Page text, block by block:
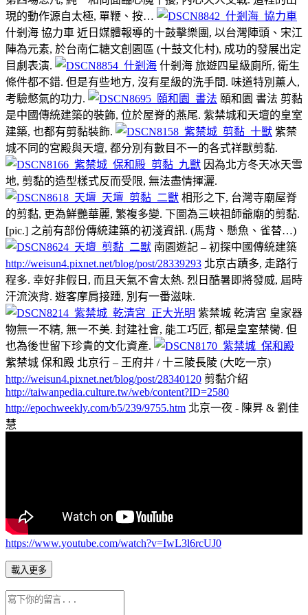
現的動作源自太極, 單鞭、按…
什剎海 協力車 近日媒體報導的十鼓擊樂團, 以台灣陣頭、宋江
陣為元素, 於台南仁糖文創園區 (十鼓文化村), 成功的發展出定
目劇表演.
什剎海 旅遊四星級廁所, 衛生
條件都不錯. 但是有些地方, 沒有星級的洗手間. 味道特別薰人,
考驗憋氣的功力.
頤和園 書法 剪黏
是中國傳統建築的裝飾, 位於屋脊的燕尾. 紫禁城和天壇的皇室
建築, 也都有剪黏裝飾.
紫禁
城不同的宮殿與天壇, 都分別有數目不一的各式祥獸剪黏.
因為北方冬天冰天雪
地, 剪黏的造型樣式反而受限, 無法盡情揮灑.
相形之下, 台灣寺廟屋脊
的剪黏, 更為鮮艷華麗, 繁複多變. 下圖為三峽祖師爺廟的剪黏.
[pic.] 之前有部份傳統建築的初淺資訊. (馬背、懸魚、雀替…)
南園遊記 – 初探中國傳統建築
http://weisun4.pixnet.net/blog/post/28339293 北京古蹟多, 走路行
程多. 幸好非假日, 而且天氣不會太熱. 烈日酷暑即將發威, 屆時
汗流浹背. 遊客摩肩接踵, 別有一番滋味.
紫禁城 乾清宮 皇家器
物無一不精, 無一不美. 封建社會, 能工巧匠, 都是皇室禁臠. 但
也為後世留下珍貴的文化資產.
紫禁城 保和殿 北京行 – 王府井 / 十三陵長陵 (大吃一京)
http://weisun4.pixnet.net/blog/post/28340120 剪黏介紹
http://taiwanpedia.culture.tw/web/content?ID=2580
http://epochweekly.com/b5/239/9755.htm 北京一夜 - 陳昇 & 劉佳
慧
https://www.youtube.com/watch?v=IwL3l6rcUJ0
載入更多